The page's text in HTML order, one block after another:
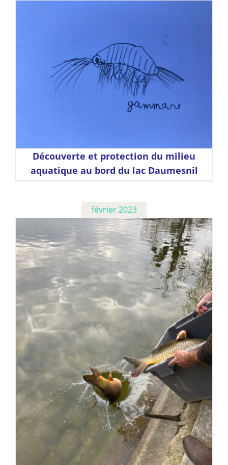
Découverte et protection du milieu
aquatique au bord du lac Daumesnil
février 2023